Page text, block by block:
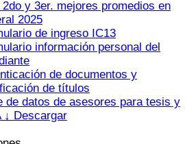
2do y 3er. mejores promedios en
2025
de ingreso IC13
información personal del
de documentos y
de títulos
de datos de asesores para tesis y
↓ Descargar